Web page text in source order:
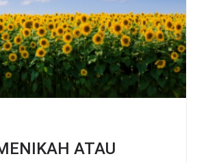
ATAU